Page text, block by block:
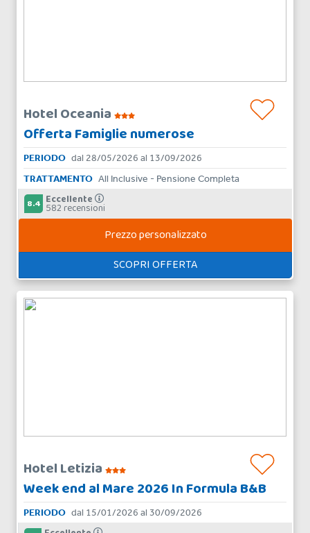
Hotel Oceania
Offerta Famiglie numerose
PERIODO dal 28/05/2026 al 13/09/2026
TRATTAMENTO All Inclusive - Pensione Completa
8.4 Eccellente
582 recensioni
Prezzo personalizzato
SCOPRI OFFERTA
Hotel Letizia
Week end al Mare 2026 In Formula B&B
PERIODO dal 15/01/2026 al 30/09/2026